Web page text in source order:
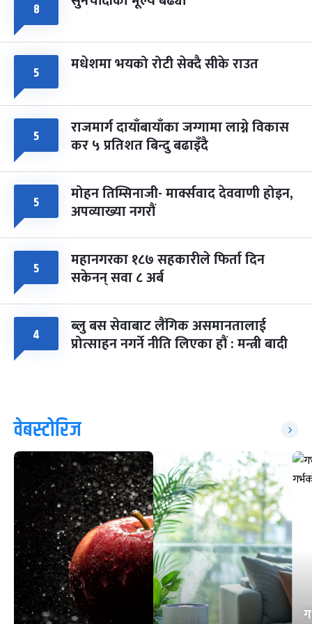
८
५ मधेशमा भयको रोटी सेक्दै सीके राउत
५ राजमार्ग दायाँबायाँका जग्गामा लाग्ने विकास
कर ५ प्रतिशत बिन्दु बढाइँदै
५ मोहन तिम्सिनाजी- मार्क्सवाद देववाणी होइन,
अपव्याख्या नगरौं
५ महानगरका १८७ सहकारीले फिर्ता दिन
सकेनन् सवा ८ अर्ब
४ ब्लु बस सेवाबाट लैंगिक असमानतालाई
प्रोत्साहन नगर्ने नीति लिएका हौं : मन्त्री बादी
वेबस्टोरिज